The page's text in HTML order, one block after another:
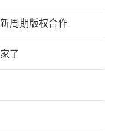
周期版权合作
了